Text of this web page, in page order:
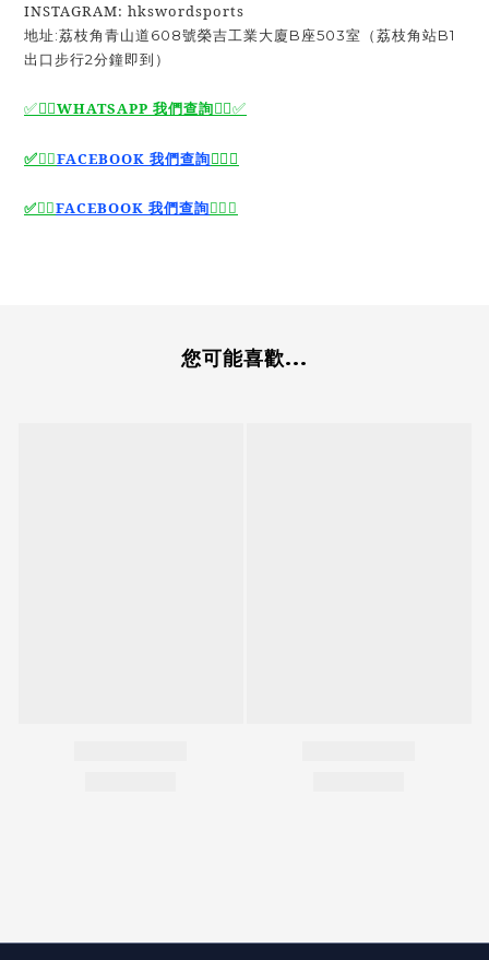
INSTAGRAM: hkswordsports
地址:荔枝角青山道608號榮吉工業大廈B座503室（荔枝角站B1
出口步行2分鐘即到）
✅🙆‍♂️WHATSAPP 我們查詢🙆‍♂️✅
✅🙆‍♂️FACEBOOK 我們查詢🙆‍♂️✅
✅🙆‍♂️FACEBOOK 我們查詢🙆‍♂️✅
您可能喜歡...